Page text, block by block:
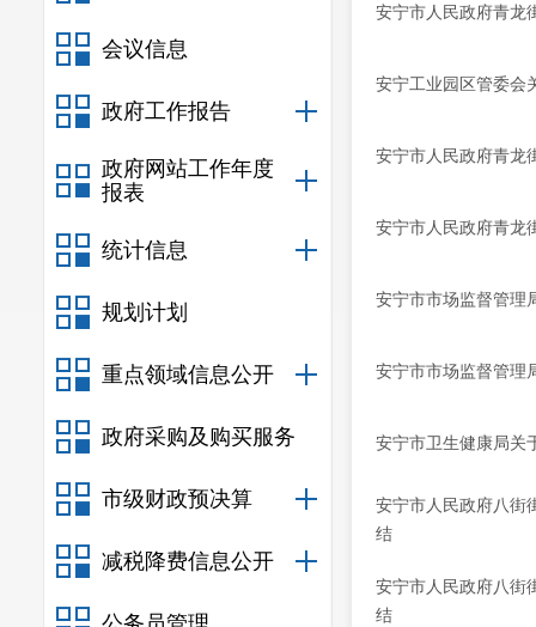
会议信息
政府工作报告
政府网站工作年度
报表
统计信息
规划计划
重点领域信息公开
政府采购及购买服务
市级财政预决算
减税降费信息公开
安宁市人民政府青龙
安宁工业园区管委会
安宁市人民政府青龙
安宁市人民政府青龙
安宁市市场监督管理
安宁市市场监督管理
安宁市卫生健康局关
安宁市人民政府八街
结
安宁市人民政府八街
结